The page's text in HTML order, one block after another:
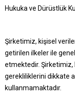
Hukuka ve Dürüstlük
Şirketimiz, kişisel
getirilen ilkeler ile
etmektedir. Şirketimiz,
gerekliliklerini dikkate
kullanmamaktadır.